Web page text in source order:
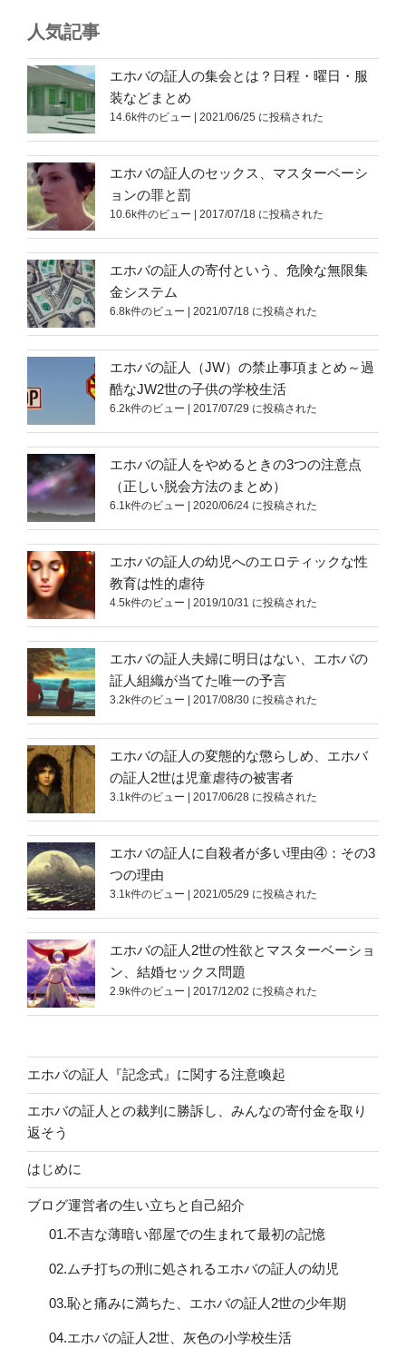
人気記事
エホバの証人の集会とは？日程・曜日・服
装などまとめ
14.6k件のビュー 2021/06/25 に投稿された
エホバの証人のセックス、マスターベーシ
ョンの罪と罰
10.6k件のビュー 2017/07/18 に投稿された
エホバの証人の寄付という、危険な無限集
金システム
6.8k件のビュー 2021/07/18 に投稿された
エホバの証人（JW）の禁止事項まとめ～過
酷なJW2世の子供の学校生活
6.2k件のビュー 2017/07/29 に投稿された
エホバの証人をやめるときの3つの注意点
（正しい脱会方法のまとめ）
6.1k件のビュー 2020/06/24 に投稿された
エホバの証人の幼児へのエロティックな性
教育は性的虐待
4.5k件のビュー 2019/10/31 に投稿された
エホバの証人夫婦に明日はない、エホバの
証人組織が当てた唯一の予言
3.2k件のビュー 2017/08/30 に投稿された
エホバの証人の変態的な懲らしめ、エホバ
の証人2世は児童虐待の被害者
3.1k件のビュー 2017/06/28 に投稿された
エホバの証人に自殺者が多い理由④：その3
つの理由
3.1k件のビュー 2021/05/29 に投稿された
エホバの証人2世の性欲とマスターベーショ
ン、結婚セックス問題
2.9k件のビュー 2017/12/02 に投稿された
エホバの証人『記念式』に関する注意喚起
エホバの証人との裁判に勝訴し、みんなの寄付金を取り
返そう
はじめに
ブログ運営者の生い立ちと自己紹介
01.不吉な薄暗い部屋での生まれて最初の記憶
02.ムチ打ちの刑に処されるエホバの証人の幼児
03.恥と痛みに満ちた、エホバの証人2世の少年期
04.エホバの証人2世、灰色の小学校生活